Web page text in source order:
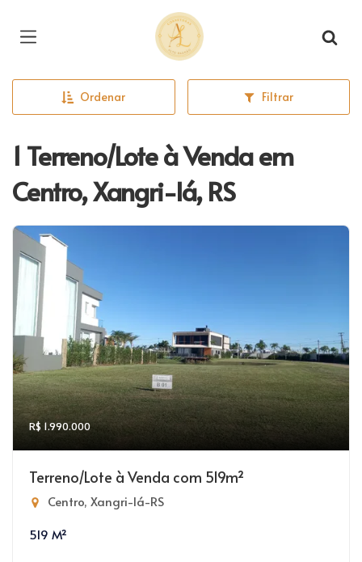
Página inicial
Ordenar Filtrar
1 Terreno/Lote à Venda em
Centro, Xangri-lá, RS
R$ 1.990.000
Terreno/Lote à Venda com 519m²
Centro, Xangri-lá-RS
519 M²